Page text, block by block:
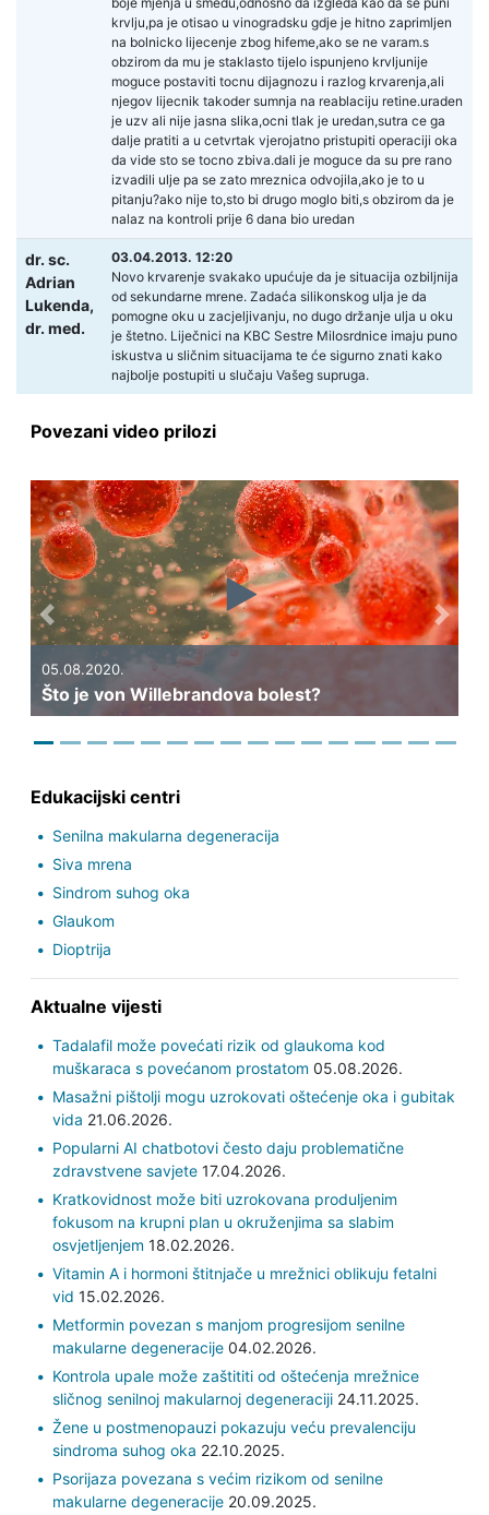
krvlju,pa je otisao u vinogradsku gdje je hitno zaprimljen
na bolnicko lijecenje zbog hifeme,ako se ne varam.s
obzirom da mu je staklasto tijelo ispunjeno krvljunije
moguce postaviti tocnu dijagnozu i razlog krvarenja,ali
njegov lijecnik takoder sumnja na reablaciju retine.uraden
je uzv ali nije jasna slika,ocni tlak je uredan,sutra ce ga
dalje pratiti a u cetvrtak vjerojatno pristupiti operaciji oka
da vide sto se tocno zbiva.dali je moguce da su pre rano
izvadili ulje pa se zato mreznica odvojila,ako je to u
pitanju?ako nije to,sto bi drugo moglo biti,s obzirom da je
nalaz na kontroli prije 6 dana bio uredan
dr. sc.
Adrian
Lukenda,
dr. med.
03.04.2013. 12:20
Novo krvarenje svakako upućuje da je situacija ozbiljnija
od sekundarne mrene. Zadaća silikonskog ulja je da
pomogne oku u zacjeljivanju, no dugo držanje ulja u oku
je štetno. Liječnici na KBC Sestre Milosrdnice imaju puno
iskustva u sličnim situacijama te će sigurno znati kako
najbolje postupiti u slučaju Vašeg supruga.
Povezani video prilozi
Što je imunotrombocitopenija?
Previous Next
Edukacijski centri
Senilna makularna degeneracija
Siva mrena
Sindrom suhog oka
Glaukom
Dioptrija
Aktualne vijesti
Tadalafil može povećati rizik od glaukoma kod
muškaraca s povećanom prostatom 05.08.2026.
Masažni pištolji mogu uzrokovati oštećenje oka i gubitak
vida 21.06.2026.
Popularni AI chatbotovi često daju problematične
zdravstvene savjete17.04.2026.
Kratkovidnost može biti uzrokovana produljenim
fokusom na krupni plan u okruženjima sa slabim
osvjetljenjem 18.02.2026.
Vitamin A i hormoni štitnjače u mrežnici oblikuju fetalni
vid 15.02.2026.
Metformin povezan s manjom progresijom senilne
makularne degeneracije04.02.2026.
Kontrola upale može zaštititi od oštećenja mrežnice
sličnog senilnoj makularnoj degeneraciji24.11.2025.
Žene u postmenopauzi pokazuju veću prevalenciju
sindroma suhog oka 22.10.2025.
Psorijaza povezana s većim rizikom od senilne
makularne degeneracije20.09.2025.